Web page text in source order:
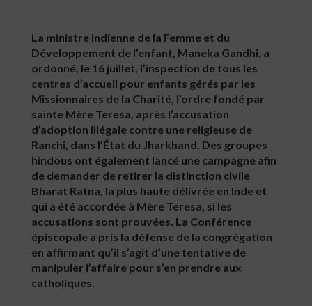
La ministre indienne de la Femme et du
Développement de l’enfant, Maneka Gandhi, a
ordonné, le 16 juillet, l’inspection de tous les
centres d’accueil pour enfants gérés par les
Missionnaires de la Charité, l’ordre fondé par
sainte Mère Teresa, après l’accusation
d’adoption illégale contre une religieuse de
Ranchi, dans l’État du Jharkhand. Des groupes
hindous ont également lancé une campagne afin
de demander de retirer la distinction civile
Bharat Ratna, la plus haute délivrée en Inde et
qui a été accordée à Mère Teresa, si les
accusations sont prouvées. La Conférence
épiscopale a pris la défense de la congrégation
en affirmant qu’il s’agit d’une tentative de
manipuler l’affaire pour s’en prendre aux
catholiques.